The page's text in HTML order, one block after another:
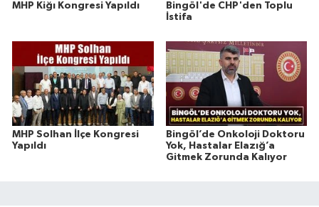
MHP Kiğı Kongresi Yapıldı
Bingöl'de CHP'den Toplu
İstifa
MHP Solhan İlçe Kongresi
Yapıldı
Bingöl’de Onkoloji Doktoru
Yok, Hastalar Elazığ’a
Gitmek Zorunda Kalıyor